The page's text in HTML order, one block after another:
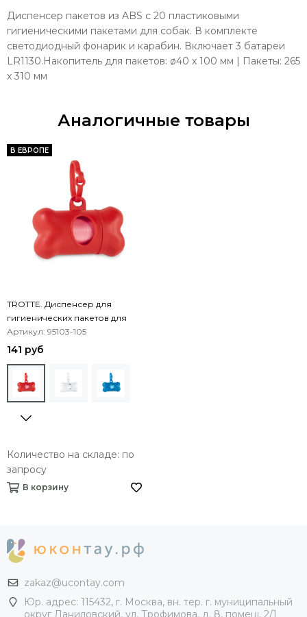
Диспенсер пакетов из ABS с 20 пластиковыми
гигиеническими пакетами для собак. В комплекте
светодиодный фонарик и карабин. Включает 3 батареи
LR1130.Накопитель для пакетов: ø40 х 100 мм | Пакеты: 265
x 310 мм
Аналогичные товары
В ЕВРОПЕ
TROTTE. Диспенсер для
гигиенических пакетов для
собак
Артикул: 95103-105
141 руб
Количество на складе: по
запросу
В корзину
zakaz@ucontay.com
Юр. адрес: 115432, г. Москва, вн. тер. г. муниципальный
округ Даниловский, ул. Трофимова, д. 8, помещ. 2/1